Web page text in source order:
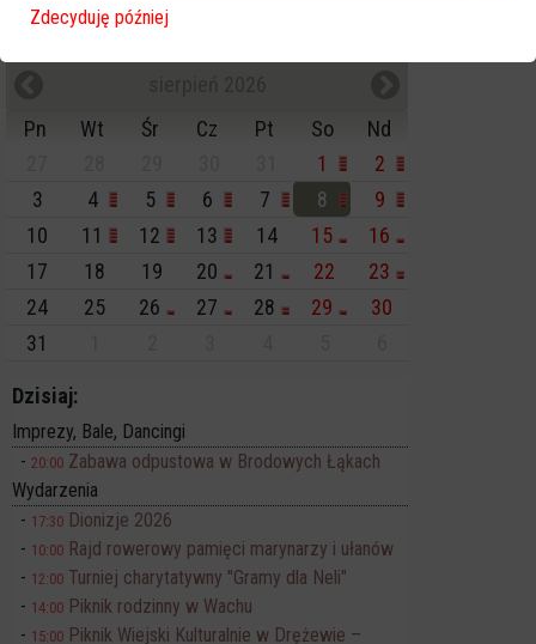
Kalendarz imprez
Pn
Wt Śr Cz Pt So
Nd
1
2
3
4 5 6 7 8
9
10
11 12 13 14 15
16
17
18 19 20 21 22
23
24
25 26 27 28 29
30
31
Dzisiaj:
Imprezy, Bale, Dancingi
20:00 Zabawa odpustowa w Brodowych Łąkach
Wydarzenia
17:30 Dionizje 2026
10:00 Rajd rowerowy pamięci marynarzy i ułanów
12:00 Turniej charytatywny "Gramy dla Neli"
14:00 Piknik rodzinny w Wachu
15:00 Piknik Wiejski Kulturalnie w Drężewie –
Zdecyduję później